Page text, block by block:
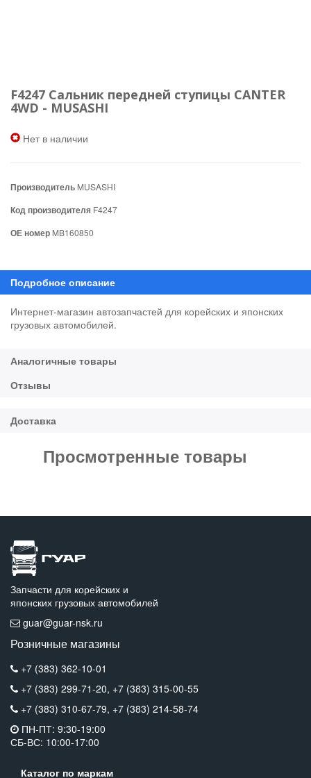
F4247 Сальник передней ступицы CANTER
4WD - MUSASHI
Нет в наличии
Производитель MUSASHI
Код производителя F4247
ОЕ номер MB160850
Интернет-магазин автозапчастей для корейских и японских
грузовых автомобилей.
Просмотренные товары
Запчасти для корейских и
японских грузовых автомобилей
guar@guar-nsk.ru
Розничные магазины
+7 (383) 362-10-01
+7 (383) 299-71-20, +7 (383) 315-00-55
+7 (383) 310-67-79, +7 (383) 214-58-74
ПН-ПТ: 9:30-19:00
СБ-ВС: 10:00-17:00
Каталог по маркам